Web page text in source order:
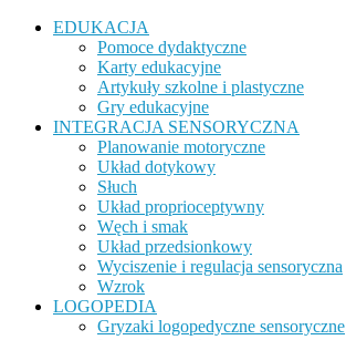
EDUKACJA
Pomoce dydaktyczne
Karty edukacyjne
Artykuły szkolne i plastyczne
Gry edukacyjne
INTEGRACJA SENSORYCZNA
Planowanie motoryczne
Układ dotykowy
Słuch
Układ proprioceptywny
Węch i smak
Układ przedsionkowy
Wyciszenie i regulacja sensoryczna
Wzrok
LOGOPEDIA
Gryzaki logopedyczne sensoryczne